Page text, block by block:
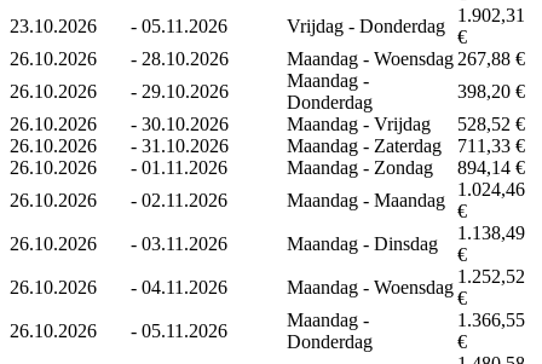
23.10.2026
- 05.11.2026 Vrijdag - Donderdag
1.902,31
€
26.10.2026
- 28.10.2026 Maandag - Woensdag 267,88 €
26.10.2026
- 29.10.2026
Maandag -
Donderdag
398,20 €
26.10.2026
- 30.10.2026 Maandag - Vrijdag
528,52 €
26.10.2026
- 31.10.2026 Maandag - Zaterdag
711,33 €
26.10.2026
- 01.11.2026 Maandag - Zondag
894,14 €
26.10.2026
- 02.11.2026 Maandag - Maandag
1.024,46
€
26.10.2026
- 03.11.2026 Maandag - Dinsdag
1.138,49
€
26.10.2026
- 04.11.2026 Maandag - Woensdag
1.252,52
€
26.10.2026
- 05.11.2026
Maandag -
Donderdag
1.366,55
€